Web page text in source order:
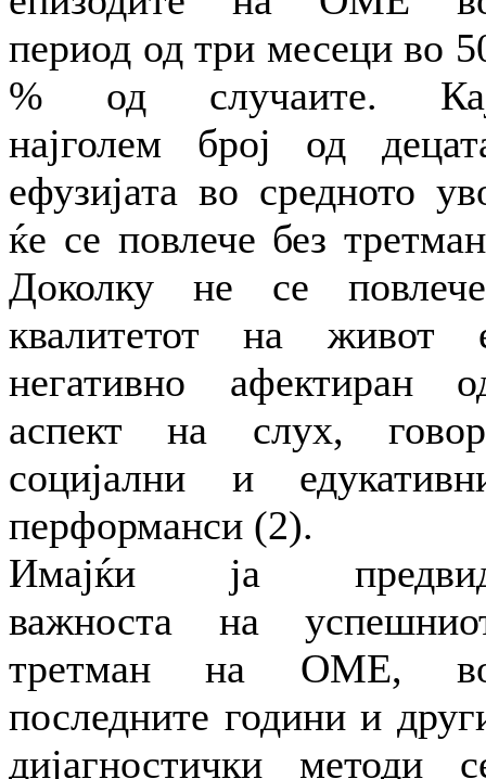
период од три месеци во
% од случаите.
најголем број од
ефузијата во средното
ќе се повлече без
Доколку не се
квалитетот на живот
негативно афектиран
аспект на слух,
социјални и
перформанси (2).
Имајќи ја
важноста на
третман на ОМЕ,
последните години и
дијагностички методи